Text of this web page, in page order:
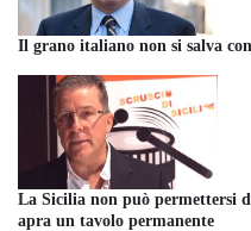
Il grano italiano non si salva
La Sicilia non può permettersi
apra un tavolo permanente